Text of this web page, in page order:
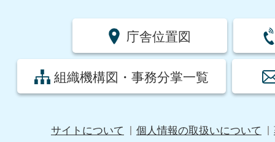
庁舎位置図
組織機構図・事務分掌一覧
サイトについて 個人情報の取扱いについて